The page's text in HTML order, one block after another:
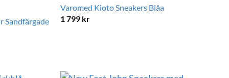
Sandfärgade
Varomed Kioto Sneakers Blåa
1 799 kr